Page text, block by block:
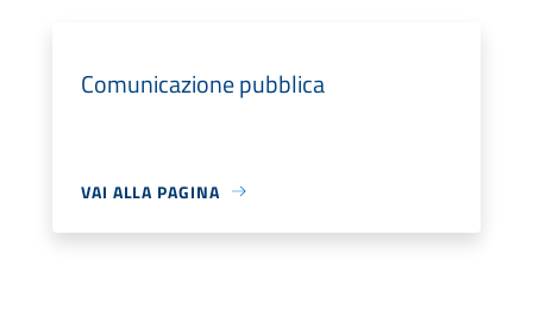
Comunicazione pubblica
VAI ALLA PAGINA